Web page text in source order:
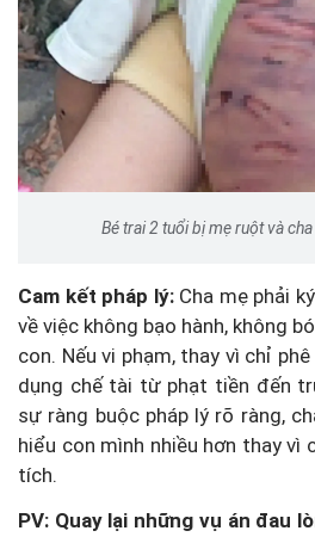
Bé trai 2 tuổi bị mẹ ruột và
Cam kết pháp lý:Cha mẹ phải
về việc không bạo hành, không
con. Nếu vi phạm, thay vì chỉ
dụng chế tài từ phạt tiền đến
sự ràng buộc pháp lý rõ ràng,
hiểu con mình nhiều hơn thay vì
tích.
PV: Quay lại những vụ án đau